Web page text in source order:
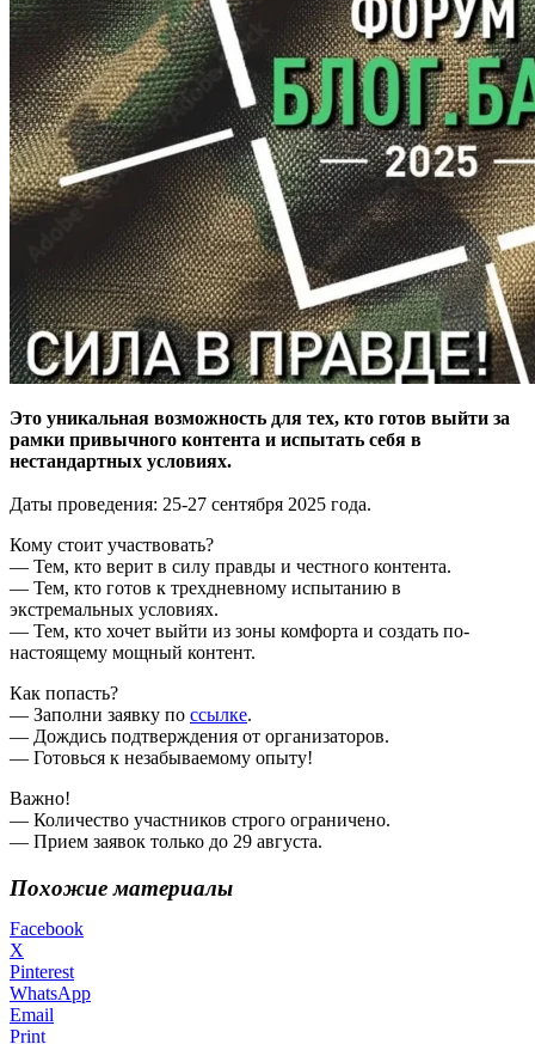
Это уникальная возможность для тех, кто готов выйти за
рамки привычного контента и испытать себя в
нестандартных условиях.
Даты проведения: 25-27 сентября 2025 года.
Кому стоит участвовать?
— Тем, кто верит в силу правды и честного контента.
— Тем, кто готов к трехдневному испытанию в
экстремальных условиях.
— Тем, кто хочет выйти из зоны комфорта и создать по-
настоящему мощный контент.
Как попасть?
— Заполни заявку по ссылке.
— Дождись подтверждения от организаторов.
— Готовься к незабываемому опыту!
Важно!
— Количество участников строго ограничено.
— Прием заявок только до 29 августа.
Похожие материалы
Facebook
X
Pinterest
WhatsApp
Email
Print